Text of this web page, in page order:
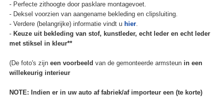
- Perfecte zithoogte door pasklare montagevoet.
- Deksel voorzien van aangename bekleding en clipsluiting.
- Verdere (belangrijke) informatie vindt u hier.
- Keuze uit bekleding van stof, kunstleder, echt leder en echt leder
met stiksel in kleur**
(De foto's zijn een voorbeeld van de gemonteerde armsteun in een
willekeurig interieur
NOTE: Indien er in uw auto af fabriek/af importeur een (te korte)